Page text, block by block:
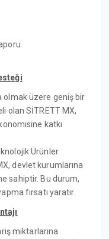
olmak üzere geniş bir
olan SİTRETT MX,
katkı
Ürünler
devlet kurumlarına
sahiptir. Bu durum,
fırsatı yaratır.
miktarlarına